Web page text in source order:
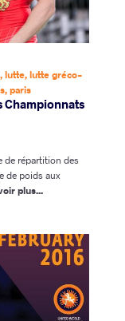
,lutte,lutte gréco-
,paris
Championnats
de répartition des
de poids aux
plus...